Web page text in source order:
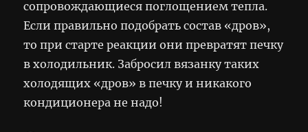
сопровождающиеся поглощением тепла.
Если правильно подобрать состав «дров»,
то при старте реакции они превратят печку
в холодильник. Забросил вязанку таких
холодящих «дров» в печку и никакого
кондиционера не надо!